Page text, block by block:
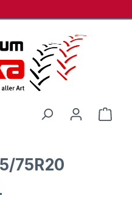
75R20